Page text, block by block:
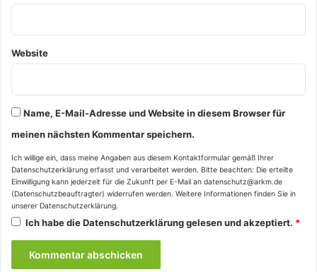
Website
Name, E-Mail-Adresse und Website in diesem Browser für
meinen nächsten Kommentar speichern.
Ich willige ein, dass meine Angaben aus diesem Kontaktformular gemäß Ihrer
Datenschutzerklärung erfasst und verarbeitet werden. Bitte beachten: Die erteilte
Einwilligung kann jederzeit für die Zukunft per E-Mail an datenschutz@arkm.de
(Datenschutzbeauftragter) widerrufen werden. Weitere Informationen finden Sie in
unserer Datenschutzerklärung.
Ich habe dieDatenschutzerklärunggelesen und akzeptiert. *